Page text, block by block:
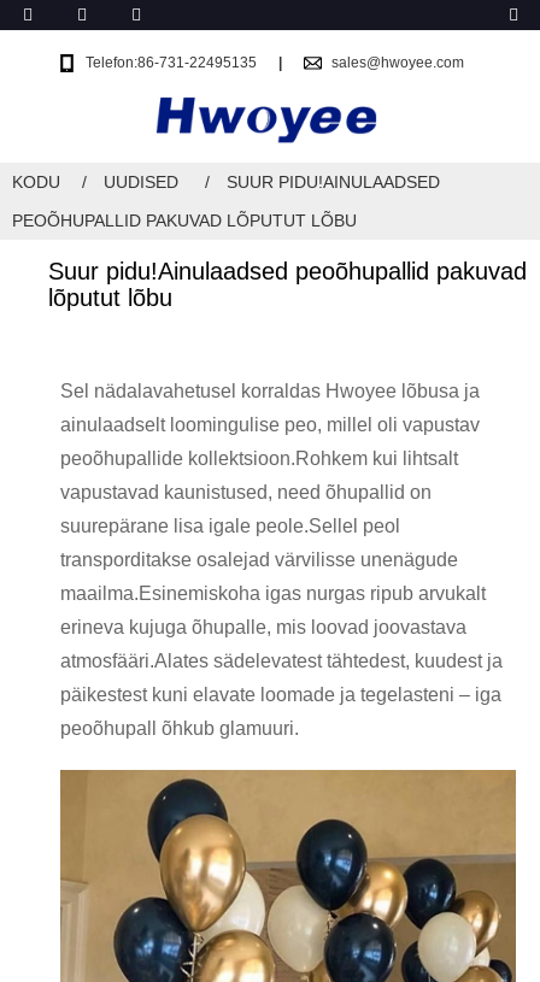
Telefon:86-731-22495135 sales@hwoyee.com
KODU UUDISED
SUUR PIDU!AINULAADSED
PEOÕHUPALLID PAKUVAD LÕPUTUT LÕBU
Suur pidu!Ainulaadsed peoõhupallid pakuvad
lõputut lõbu
Sel nädalavahetusel korraldas Hwoyee lõbusa ja
ainulaadselt loomingulise peo, millel oli vapustav
peoõhupallide kollektsioon.Rohkem kui lihtsalt
vapustavad kaunistused, need õhupallid on
suurepärane lisa igale peole.Sellel peol
transporditakse osalejad värvilisse unenägude
maailma.Esinemiskoha igas nurgas ripub arvukalt
erineva kujuga õhupalle, mis loovad joovastava
atmosfääri.Alates sädelevatest tähtedest, kuudest ja
päikestest kuni elavate loomade ja tegelasteni – iga
peoõhupall õhkub glamuuri.